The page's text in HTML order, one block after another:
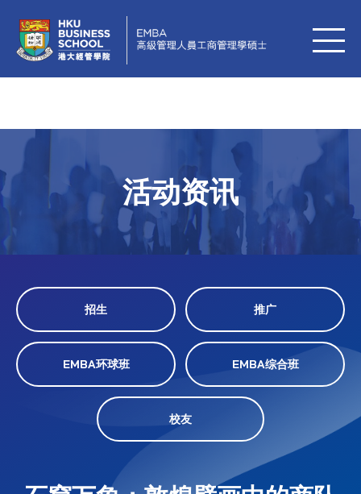
活动资讯
招生 推广
EMBA环球班 EMBA综合班
校友